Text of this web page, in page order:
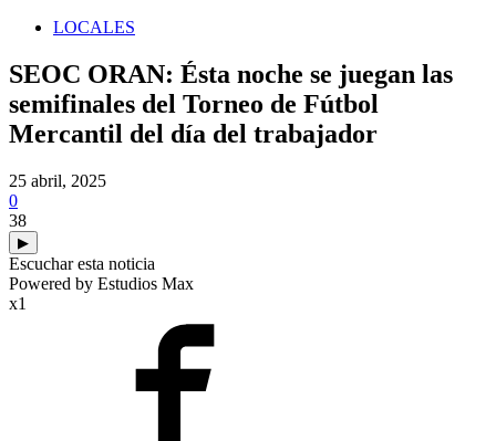
LOCALES
SEOC ORAN: Ésta noche se juegan las
semifinales del Torneo de Fútbol
Mercantil del día del trabajador
25 abril, 2025
0
38
▶
Escuchar esta noticia
Powered by Estudios Max
x1